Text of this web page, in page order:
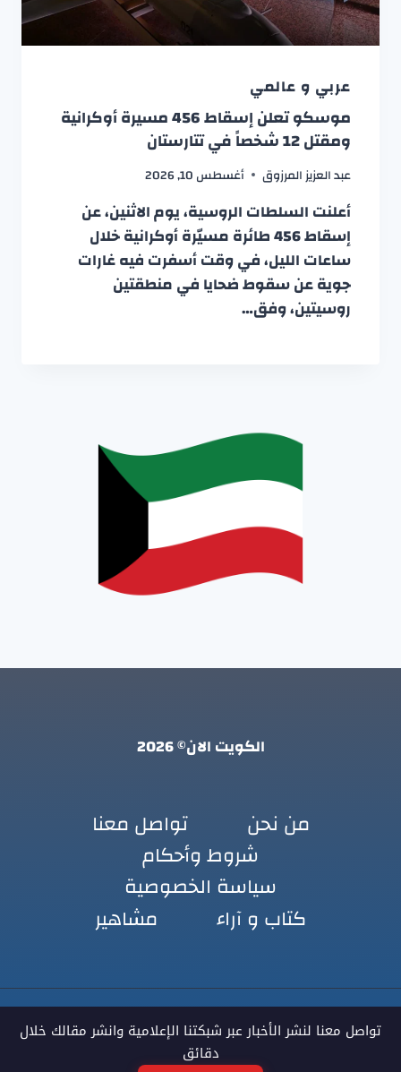
عربي و عالمي
موسكو تعلن إسقاط 456 مسيرة أوكرانية
ومقتل 12 شخصاً في تتارستان
عبد العزيز المرزوق أغسطس 10, 2026
أعلنت السلطات الروسية، يوم الاثنين، عن
إسقاط 456 طائرة مسيّرة أوكرانية خلال
ساعات الليل، في وقت أسفرت فيه غارات
جوية عن سقوط ضحايا في منطقتين
روسيتين، وفق…
الكويت الان© 2026
من نحن
تواصل معنا
شروط وأحكام
سياسة الخصوصية
كتاب و آراء
مشاهير
تواصل معنا لنشر الأخبار عبر شبكتنا الإعلامية وانشر مقالك خلال
دقائق